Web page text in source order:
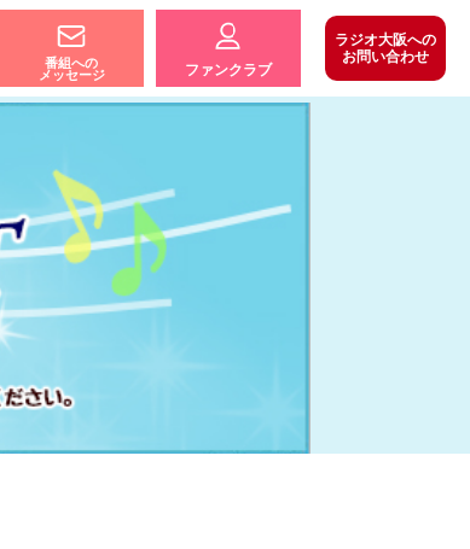
番組への
メッセージ
ファンクラブ
ラジオ大阪への
お問い合わせ